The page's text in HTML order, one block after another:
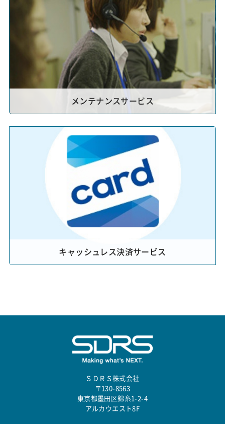
メンテナンスサービス
キャッシュレス決済サービス
ＳＤＲＳ株式会社
〒130-8563
東京都墨田区錦糸1-2-4
アルカウエスト8F